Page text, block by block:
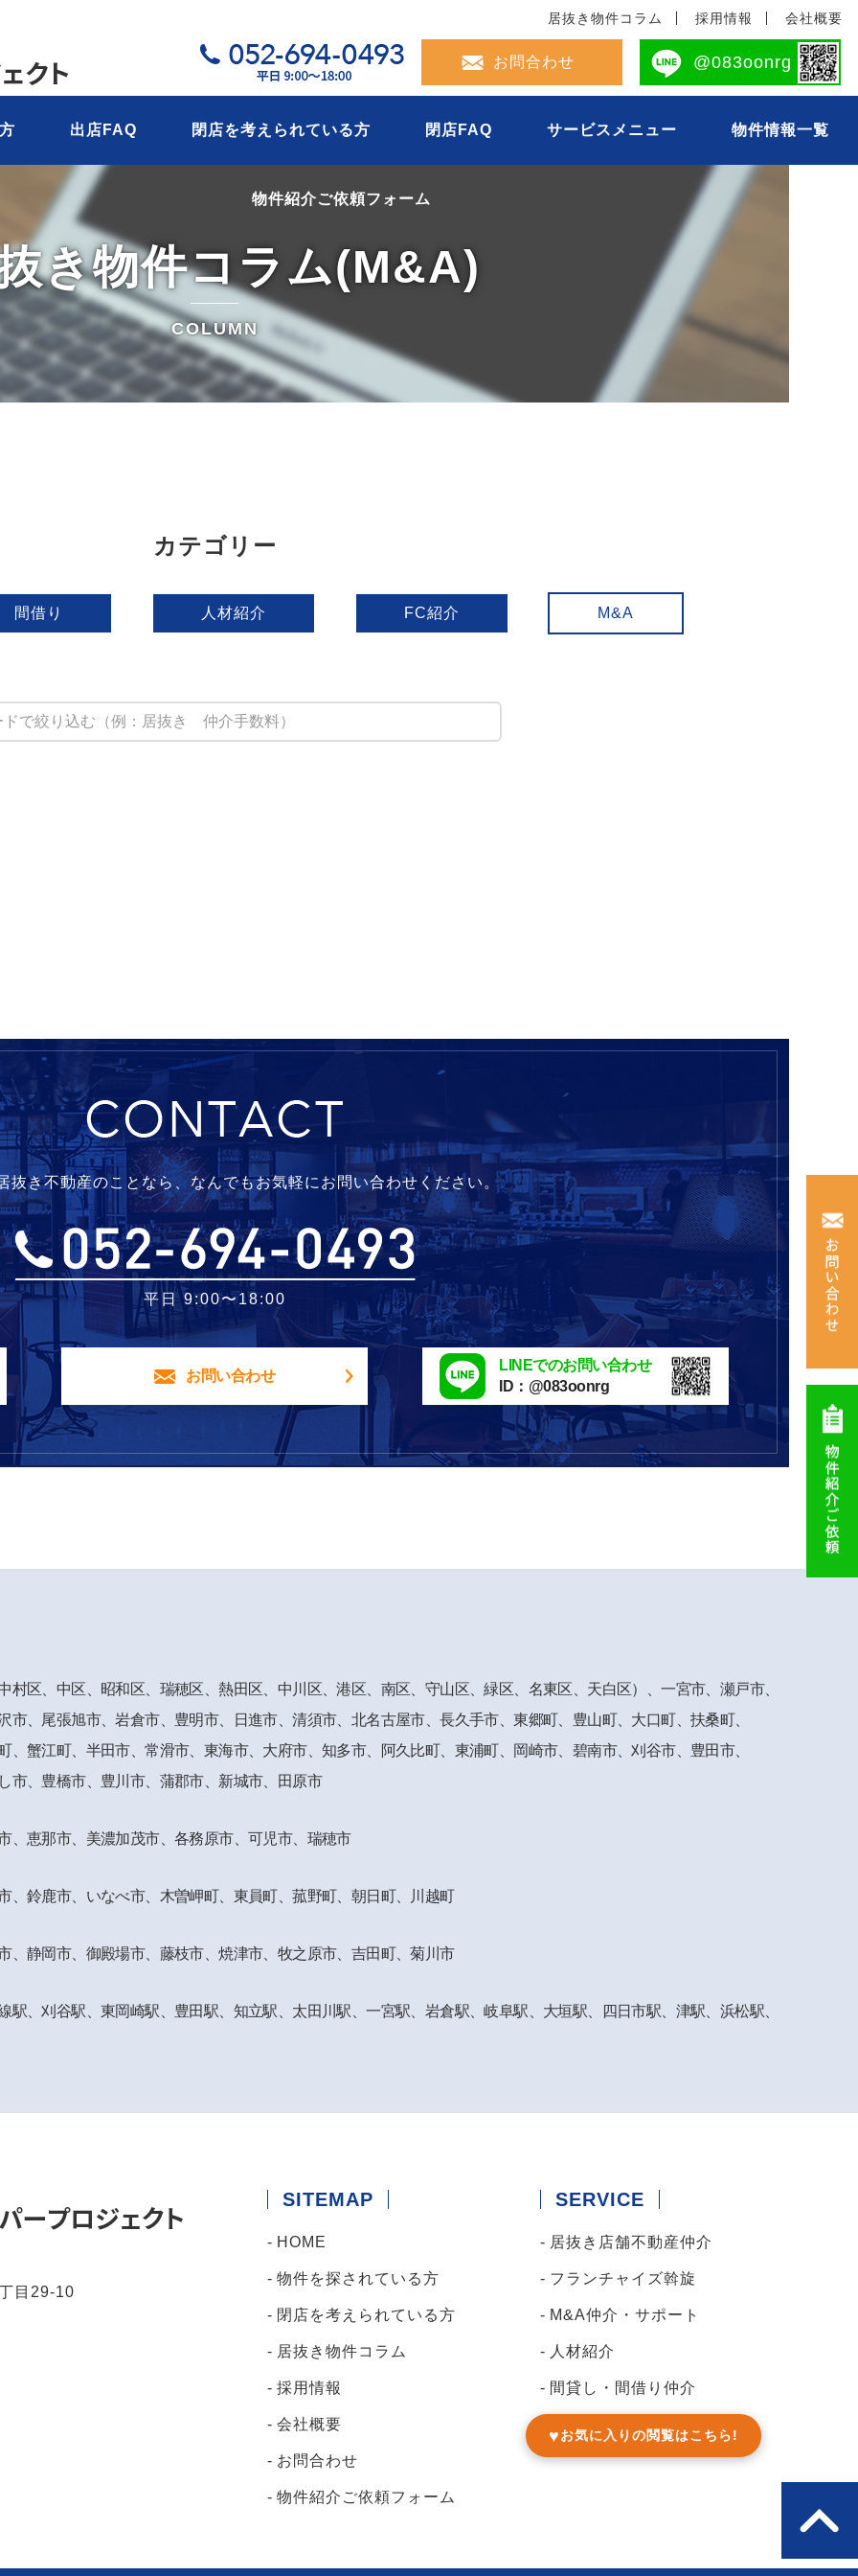
居抜き物件コラム 採用情報 会社概要
052-694-0493お問合わせ @083oonrg
出店FAQ 閉店を考えられている方 閉店FAQ サービスメニュー 物件情報一覧
物件紹介ご依頼フォーム
き物件コラム(M&A)
カテゴリー
間借り 人材紹介 FC紹介 M&A
コンタクト
抜き不動産のことなら、なんでもお気軽にお問い合わせください。
平日 9:00〜18:00
お問い合わせ
LINEでのお問い合わせ
ID：@083oonrg
村区、中区、 昭和区、瑞穂区、熱田区、中川区、港区、南区、守山区、緑区、名東区、天白区）、一宮市、瀬戸市、
市、尾張旭市、岩倉市、 豊明市、日進市、清須市、北名古屋市、長久手市、東郷町、豊山町、大口町、扶桑町、
、蟹江町、半田市、常滑市、 東海市、大府市、知多市、阿久比町、東浦町、岡崎市、 碧南市、刈谷市、豊田市、
市、豊橋市、豊川市、蒲郡市、新城市、田原市
、恵那市、 美濃加茂市、各務原市、可児市、瑞穂市
、鈴鹿市、 いなべ市、木曽岬町、東員町、菰野町、朝日町、川越町
、静岡市、 御殿場市、藤枝市、焼津市、牧之原市、吉田町、菊川市
駅、刈谷駅、 東岡崎駅、豊田駅、知立駅、太田川駅、一宮駅、岩倉駅、岐阜駅、大垣駅、四日市駅、津駅、浜松駅、
目29-10
SITEMAP
HOME
物件を探されている方
閉店を考えられている方
居抜き物件コラム
採用情報
会社概要
お問合わせ
物件紹介ご依頼フォーム
SERVICE
居抜き店舗不動産仲介
フランチャイズ斡旋
M&A仲介・サポート
人材紹介
間貸し・間借り仲介
PAGE TO
♥お気に入りの閲覧はこちら!